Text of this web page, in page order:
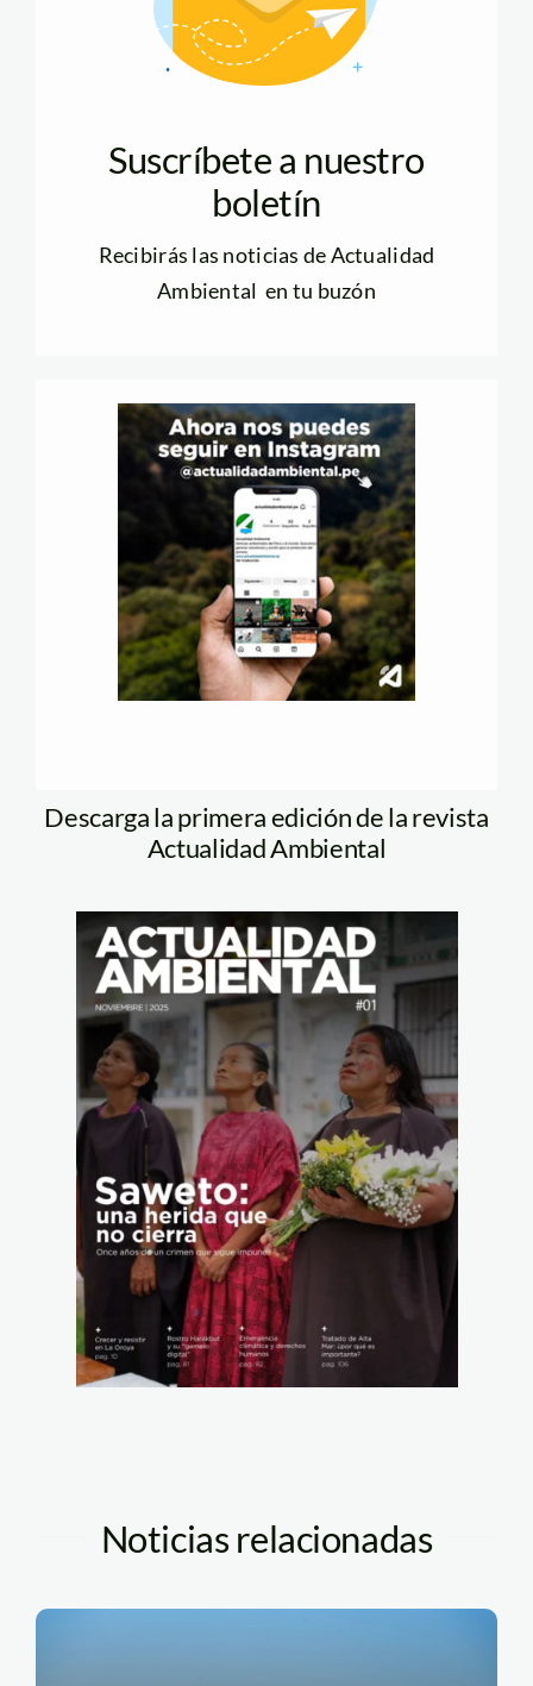
Suscríbete a nuestro
boletín
Recibirás las noticias de Actualidad
Ambiental en tu buzón
Descarga la primera edición de la revista
Actualidad Ambiental
Noticias relacionadas